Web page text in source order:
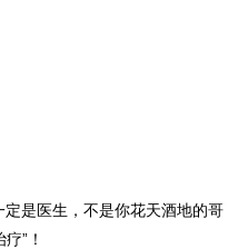
是医生，不是你花天酒地的哥
”！